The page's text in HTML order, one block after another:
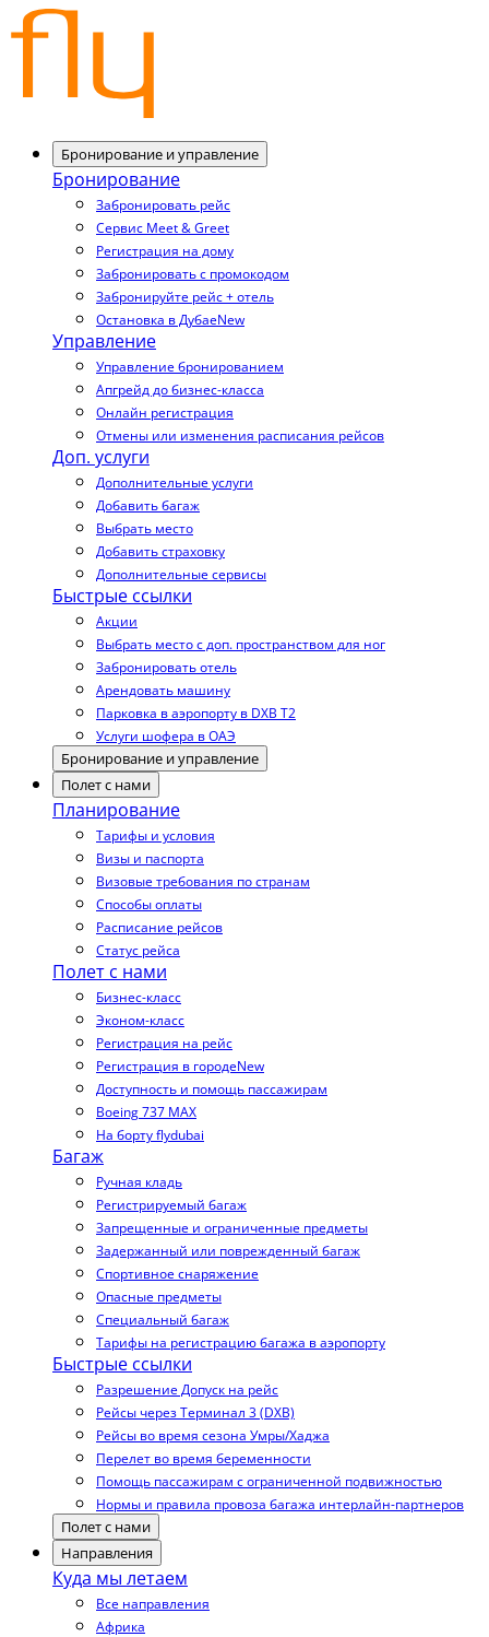
Бронирование и управление
Бронирование
Забронировать рейс
Сервис Meet & Greet
Регистрация на дому
Забронировать с промокодом
Забронируйте рейс + отель
Остановка в ДубаеNew
Управление
Управление бронированием
Апгрейд до бизнес-класса
Онлайн регистрация
Отмены или изменения расписания рейсов
Доп. услуги
Дополнительные услуги
Добавить багаж
Выбрать место
Добавить страховку
Дополнительные сервисы
Быстрые ссылки
Акции
Выбрать место с доп. пространством для ног
Забронировать отель
Арендовать машину
Парковка в аэропорту в DXB T2
Услуги шофера в ОАЭ
Бронирование и управление
Полет с нами
Планирование
Тарифы и условия
Визы и паспорта
Визовые требования по странам
Способы оплаты
Расписание рейсов
Статус рейса
Полет с нами
Бизнес-класс
Эконом-класс
Регистрация на рейс
Регистрация в городеNew
Доступность и помощь пассажирам
Boeing 737 MAX
На борту flydubai
Багаж
Ручная кладь
Регистрируемый багаж
Запрещенные и ограниченные предметы
Задержанный или поврежденный багаж
Спортивное снаряжение
Опасные предметы
Специальный багаж
Тарифы на регистрацию багажа в аэропорту
Быстрые ссылки
Разрешение Допуск на рейс
Рейсы через Терминал 3 (DXB)
Рейсы во время сезона Умры/Хаджа
Перелет во время беременности
Помощь пассажирам с ограниченной подвижностью
Нормы и правила провоза багажа интерлайн-партнеров
Полет с нами
Направления
Куда мы летаем
Все направления
Африка